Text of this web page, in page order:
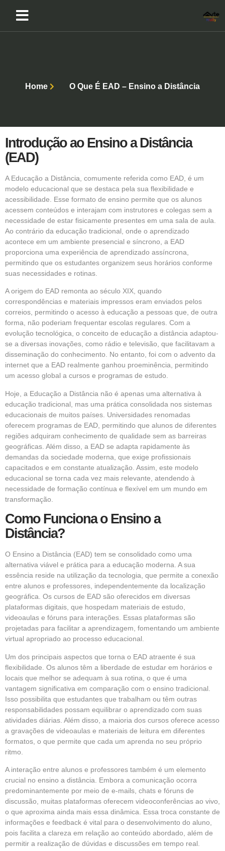
Home O Que É EAD – Ensino a Distância
Introdução ao Ensino a Distância
(EAD)
A Educação a Distância, comumente referida como EAD , é um
modelo educacional que se destaca pela sua flexibilidade e
acessibilidade. Esse formato de ensino permite que os alunos
acessem conteúdos e interajam com instrutores e colegas sem a
necessidade de estar fisicamente presentes em uma sala de aula.
Ao contrário da educação tradicional, onde o aprendizado
acontece em um ambiente presencial e síncrono, a EAD
proporciona uma experiência de aprendizado assíncrona,
permitindo que os estudantes organizem seus horários conforme
suas necessidades e rotinas.
A origem do EAD remonta ao século XIX, quando
correspondências e materiais impressos eram enviados pelos
correios, permitindo o acesso à educação a pessoas que, de outra
forma, não poderiam frequentar escolas regulares. Com a
evolução tecnológica, o conceito de educação a distância adaptou-
se a diversas inovações, como rádio e televisão, que facilitavam a
disseminação do conhecimento. No entanto, foi com o advento da
internet que a EAD realmente ganhou proeminência, permitindo
um acesso global a cursos e programas de estudo.
Hoje, a Educação a Distância não é apenas uma alternativa à
educação tradicional, mas uma prática consolidada nos sistemas
educacionais de muitos países. Universidades renomadas
oferecem programas de EAD, permitindo que alunos de diferentes
regiões adquiram conhecimento de qualidade sem as barreiras
geográficas. Além disso, a EAD se adapta rapidamente às
demandas da sociedade moderna, que exige profissionais
capacitados e em constante atualização. Assim, este modelo
educacional se torna cada vez mais relevante, atendendo à
necessidade de formação contínua e flexível em um mundo em
transformação.
Como Funciona o Ensino a
Distância?
O Ensino a Distância (EAD) tem se consolidado como uma
alternativa viável e prática para a educação moderna. A sua
essência reside na utilização da tecnologia, que permite a conexão
entre alunos e professores, independentemente da localização
geográfica. Os cursos de EAD são oferecidos em diversas
plataformas digitais, que hospedam materiais de estudo,
videoaulas e fóruns para interações. Essas plataformas são
projetadas para facilitar a aprendizagem, fomentando um ambiente
virtual apropriado ao processo educacional.
Um dos principais aspectos que torna o EAD atraente é sua
flexibilidade. Os alunos têm a liberdade de estudar em horários e
locais que melhor se adequam à sua rotina, o que é uma
vantagem significativa em comparação com o ensino tradicional.
Isso possibilita que estudantes que trabalham ou têm outras
responsabilidades possam equilibrar o aprendizado com suas
atividades diárias. Além disso, a maioria dos cursos oferece acesso
a gravações de videoaulas e materiais de leitura em diferentes
formatos, o que permite que cada um aprenda no seu próprio
ritmo.
A interação entre alunos e professores também é um elemento
crucial no ensino a distância. Embora a comunicação ocorra
predominantemente por meio de e-mails, chats e fóruns de
discussão, muitas plataformas oferecem videoconferências ao vivo,
o que aproxima ainda mais essa dinâmica. Essa troca constante de
informações e feedback é vital para o desenvolvimento do aluno,
pois facilita a clareza em relação ao conteúdo abordado, além de
permitir a realização de dúvidas e discussões em tempo real.